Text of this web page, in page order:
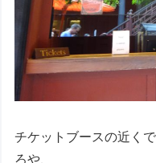
チケットブースの近く
ろや、